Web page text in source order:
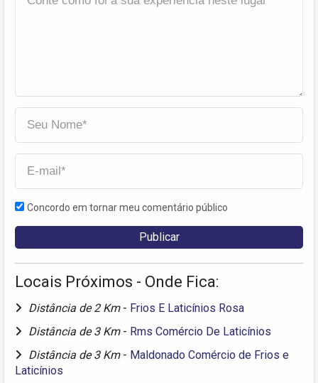
Concordo em tornar meu comentário público
Locais Próximos - Onde Fica:
Distância de 2 Km - Frios E Laticínios Rosa
Distância de 3 Km - Rms Comércio De Laticínios
Distância de 3 Km - Maldonado Comércio de Frios e
Laticínios